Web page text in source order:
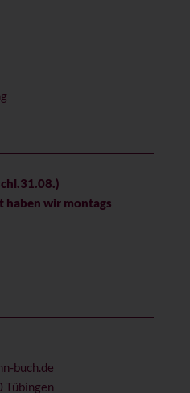
haben wir montags
buch.de
Tübingen